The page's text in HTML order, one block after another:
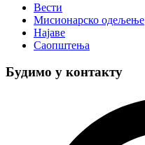
Вести
Мисионарско одељење
Најаве
Саопштења
Будимо у контакту